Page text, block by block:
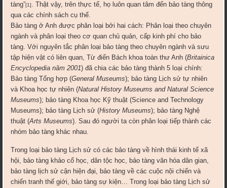
tàng”[1]. Thật vậy, trên thực tế, họ luôn quan tâm đến bảo tàng thông
qua các chính sách cụ thể.
Bảo tàng ở Anh được phân loại bởi hai cách: Phân loại theo chuyên
ngành và phân loại theo cơ quan chủ quản, cấp kinh phí cho bảo
tàng. Với nguyên tắc phân loại bảo tàng theo chuyên ngành và sưu
tập hiện vật có liên quan, Từ điển Bách khoa toàn thư Anh (Britainica
Encyclopedia năm 2001) đã chia các bảo tàng thành 5 loại chính:
Bảo tàng Tổng hợp (General Museums); bảo tàng Lịch sử tự nhiên
và Khoa học tự nhiên (Natural History Museums and Natural Science
Museums); bảo tàng Khoa học Kỹ thuật (Science and Technology
Museums); bảo tàng Lịch sử (History Museums); bảo tàng Nghệ
thuật (Arts Museums). Sau đó người ta còn phân loại tiếp thành các
nhóm bảo tàng khác nhau.
Trong loại bảo tàng Lịch sử có các bảo tàng về hình thái kinh tế xã
hội, bảo tàng khảo cổ học, dân tộc học, bảo tàng văn hóa dân gian,
bảo tàng lịch sử cận hiện đại, bảo tàng về các cuộc nội chiến và
chiến tranh thế giới, bảo tàng sự kiện… Trong loại bảo tàng Lịch sử